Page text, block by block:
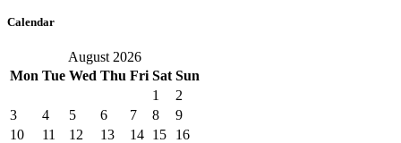
Calendar
August 2026
Mon Tue Wed Thu Fri Sat Sun
1
2
3
4 5 6 7 8
9
10
11 12 13 14 15
16